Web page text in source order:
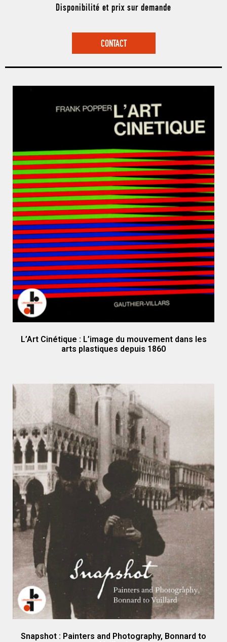
Disponibilité et prix sur demande
CONTACT
L’Art Cinétique : L’image du mouvement dans les
arts plastiques depuis 1860
Snapshot : Painters and Photography, Bonnard to